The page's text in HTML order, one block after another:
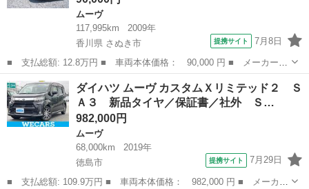
ムーヴ
117,995km
2009年
香川県 さぬき市
提携サイト 7月8日
■ 支払総額: 12.8万円 ■ 車両本体価格： 90,000 円 ■ メーカー
名： ダイハツ ■ 車種名： ムーヴ ■ グレード名： カスタム
Ｓ タナベダウンサス・１６インチアルミホイール キーレスエント
リー ＨＩＤ ...
香川 さぬき市
ダイハツ ムーヴ カスタムＸリミテッド２ Ｓ
Ａ３ 新品タイヤ／保証書／社外 Ｓ…
982,000円
ムーヴ
68,000km
2019年
徳島市
提携サイト 7月29日
■ 支払総額: 109.9万円 ■ 車両本体価格： 982,000 円 ■ メーカー